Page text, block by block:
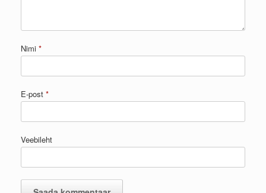
Nimi *
E-post *
Veebileht